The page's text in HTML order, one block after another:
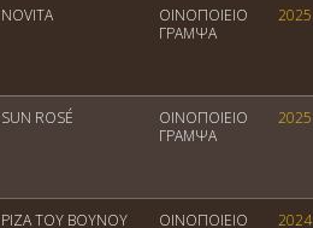
NOVITA
ΟΙΝΟΠΟΙΕΙΟ
ΓΡΑΜΨΑ
2025
SUN ROSÉ
ΟΙΝΟΠΟΙΕΙΟ
ΓΡΑΜΨΑ
2025
ΡΙΖΑ ΤΟΥ ΒΟΥΝΟΥ ΟΙΝΟΠΟΙΕΙΟ 2024